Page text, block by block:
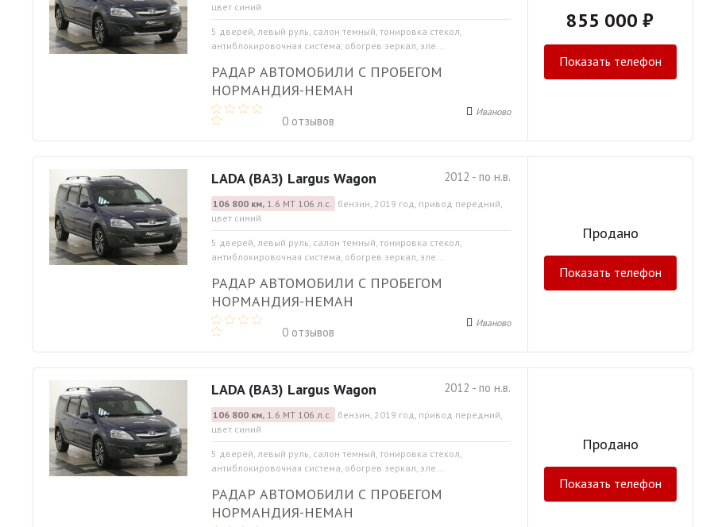
цвет синий
5 дверей, левый руль, салон темный, тонировка стекол,
антиблокировочная система, обогрев зеркал, эле...
РАДАР АВТОМОБИЛИ С ПРОБЕГОМ
НОРМАНДИЯ-НЕМАН
0 отзывов
Иваново
855 000 ₽
Показать телефон
2012 - по н.в.
LADA (ВАЗ) Largus Wagon
106 800 км,1.6 МТ 106 л.с. бензин, 2019 год, привод передний,
цвет синий
5 дверей, левый руль, салон темный, тонировка стекол,
антиблокировочная система, обогрев зеркал, эле...
РАДАР АВТОМОБИЛИ С ПРОБЕГОМ
НОРМАНДИЯ-НЕМАН
0 отзывов
Иваново
Продано
Показать телефон
2012 - по н.в.
LADA (ВАЗ) Largus Wagon
106 800 км,1.6 МТ 106 л.с. бензин, 2019 год, привод передний,
цвет синий
5 дверей, левый руль, салон темный, тонировка стекол,
антиблокировочная система, обогрев зеркал, эле...
РАДАР АВТОМОБИЛИ С ПРОБЕГОМ
НОРМАНДИЯ-НЕМАН
Продано
Показать телефон